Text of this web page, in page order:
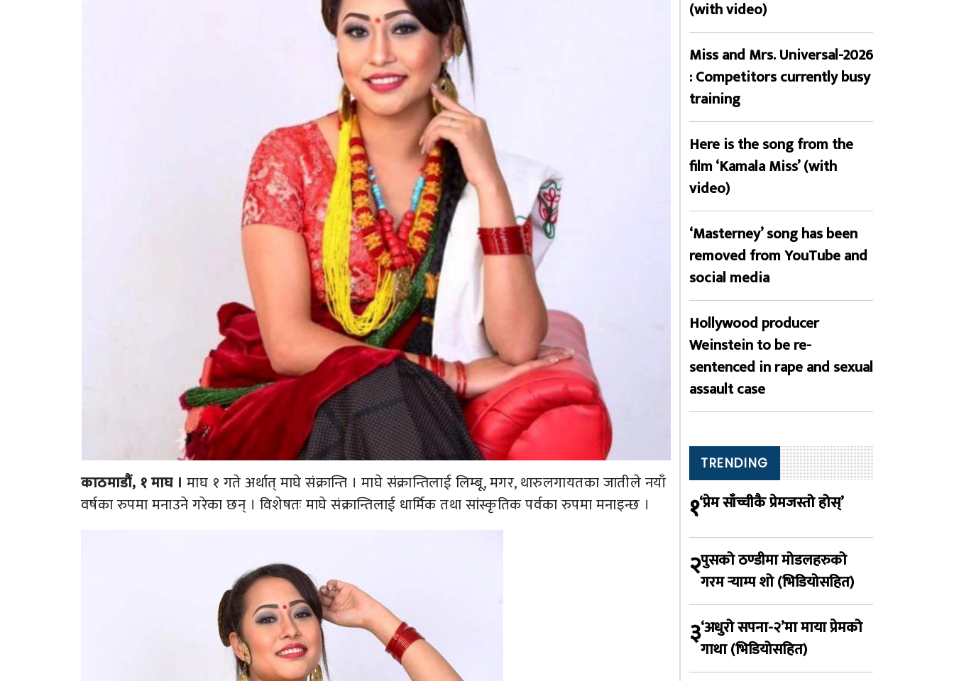
काठमाडौं, १ माघ । माघ १ गते अर्थात् माघे संक्रान्ति । माघे संक्रान्तिलाई लिम्बू, मगर, थारुलगायतका जातीले नयाँ
वर्षका रुपमा मनाउने गरेका छन् । विशेषतः माघे संक्रान्तिलाई धार्मिक तथा सांस्कृतिक पर्वका रुपमा मनाइन्छ ।
(with video)
Miss and Mrs. Universal-2026
: Competitors currently busy
training
Here is the song from the
film ‘Kamala Miss’ (with
video)
‘Masterney’ song has been
removed from YouTube and
social media
Hollywood producer
Weinstein to be re-
sentenced in rape and sexual
assault case
TRENDING
१‘प्रेम साँच्चीकै प्रेमजस्तो होस्’
२पुसको ठण्डीमा मोडलहरुको
गरम र्‍याम्प शो (भिडियोसहित)
३‘अधुरो सपना-२’मा माया प्रेमको
गाथा (भिडियोसहित)